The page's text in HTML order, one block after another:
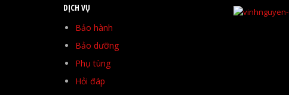
DỊCH VỤ
Bảo hành
Bảo dưỡng
Phụ tùng
Hỏi đáp